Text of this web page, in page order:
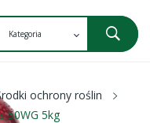
ochrony roślin
50WG 5kg